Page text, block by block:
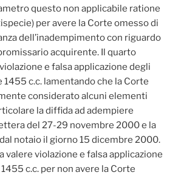
questo non applicabile ratione
per avere la Corte omesso di
dell’inadempimento con riguardo
acquirente. Il quarto
e falsa applicazione degli
1455 c.c. lamentando che la Corte
considerato alcuni elementi
la diffida ad adempiere
del 27-29 novembre 2000 e la
notaio il giorno 15 dicembre 2000.
valere violazione e falsa applicazione
c.c. per non avere la Corte